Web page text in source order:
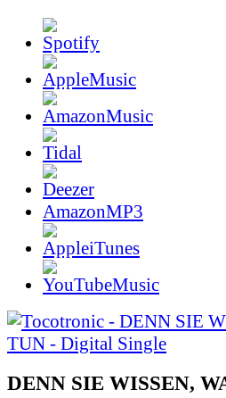
AmazonMP3
DENN SIE WISSEN,